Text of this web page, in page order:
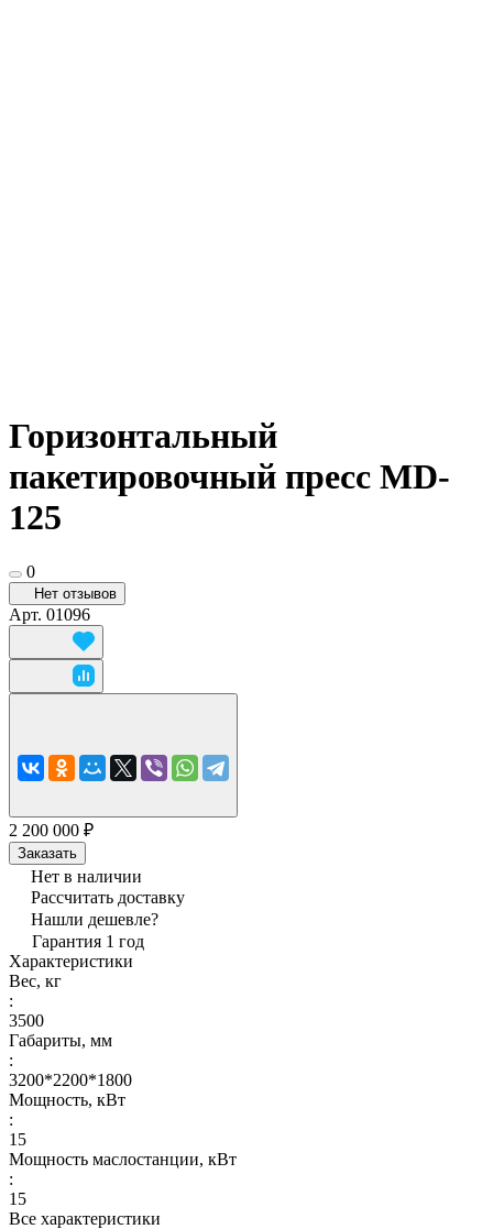
Горизонтальный
пакетировочный пресс MD-
125
0
Нет отзывов
Арт. 01096
2 200 000 ₽
Заказать
Нет в наличии
Рассчитать доставку
Нашли дешевле?
Гарантия 1 год
Характеристики
Вес, кг
:
3500
Габариты, мм
:
3200*2200*1800
Мощность, кВт
:
15
Мощность маслостанции, кВт
:
15
Все характеристики